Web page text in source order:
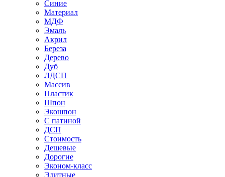
Синие
Материал
МДФ
Эмаль
Акрил
Береза
Дерево
Дуб
ЛДСП
Массив
Пластик
Шпон
Экошпон
С патиной
ДСП
Стоимость
Дешевые
Дорогие
Эконом-класс
Элитные